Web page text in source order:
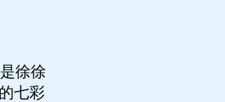
徐徐
七彩